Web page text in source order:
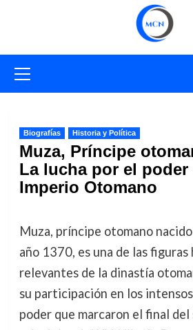
primario
Biografías Historia y Política
Muza, Príncipe
La lucha por el poder
Imperio Otomano
Muza, príncipe otomano
año 1370, es una de las figuras
relevantes de la dinastía
su participación en los
poder que marcaron el final